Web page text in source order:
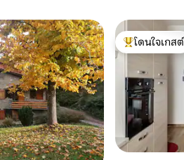
โดนใจเกสต์ที่
โดนใจเกสต์